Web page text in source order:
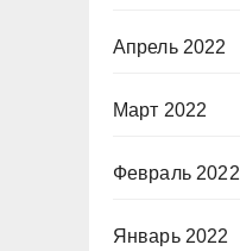
Апрель 2022
Март 2022
Февраль 2022
Январь 2022